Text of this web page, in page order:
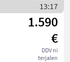
13:17
1.590
€
DDV ni
terjalen